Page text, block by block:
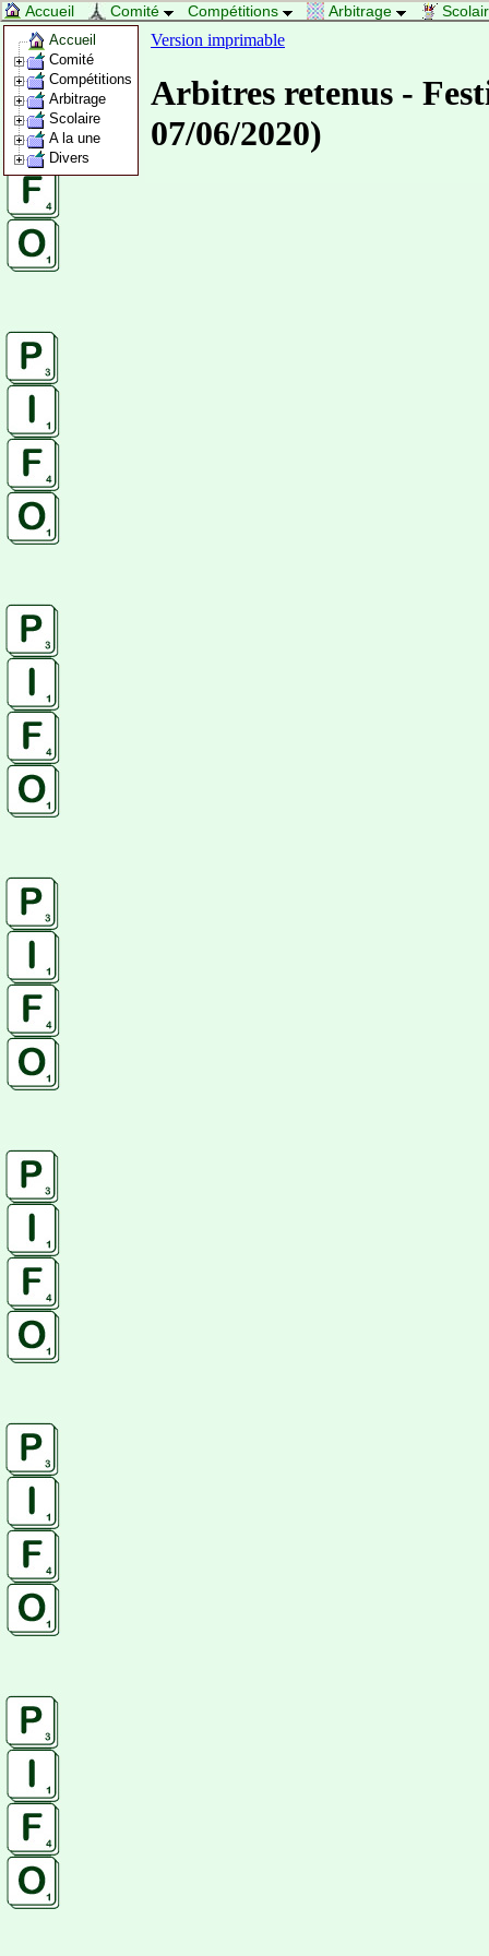
Accueil Comité Compétitions Arbitrage
Accueil
Comité
Compétitions
Arbitrage
Scolaire
A la une
Divers
Version imprimable
Arbitres retenus -
07/06/2020)